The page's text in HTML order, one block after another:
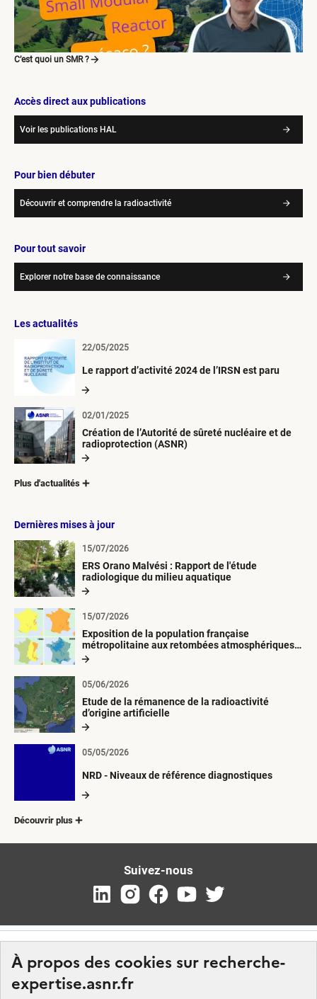
À propos des cookies sur recherche-
expertise.asnr.fr
C’est quoi un SMR ?
Accès direct aux publications
Voir les publications HAL
Pour bien débuter
Découvrir et comprendre la radioactivité
Pour tout savoir
Explorer notre base de connaissance
Les actualités
Le rapport d’activité 2024 de l’IRSN est paru
22/05/2025
Création de l’Autorité de sûreté nucléaire et de
radioprotection (ASNR)
02/01/2025
Plus d'actualités
Dernières mises à jour
ERS Orano Malvési : Rapport de l'étude
radiologique du milieu aquatique
15/07/2026
Exposition de la population française
métropolitaine aux retombées atmosphériques
radioactives depuis 1945
15/07/2026
Etude de la rémanence de la radioactivité
d’origine artificielle
05/06/2026
NRD - Niveaux de référence diagnostiques
05/05/2026
Découvrir plus
Suivez-nous